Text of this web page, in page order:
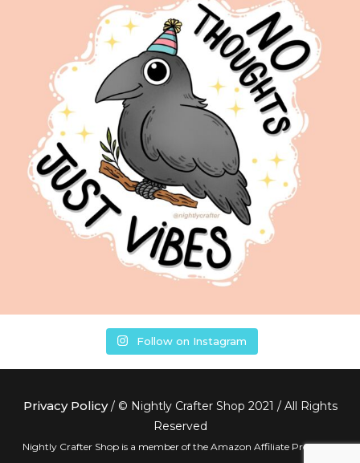
Follow on Instagram
Privacy Policy/ © Nightly Crafter Shop 2021 / All Rights
Reserved
Nightly Crafter Shop is a member of the Amazon Affiliate Program.